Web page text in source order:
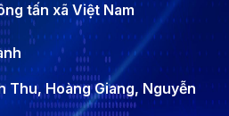
tấn xã Việt Nam
Thu, Hoàng Giang, Nguyễn